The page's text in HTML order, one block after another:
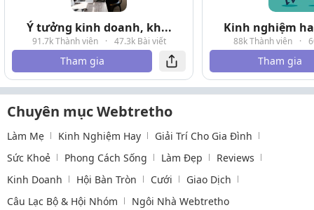
Ý tưởng kinh doanh, kh...
91.7k Thành viên · 47.3k Bài viết
Tham gia
Kinh nghiệm
88k Thành viên ·
Tham gia
Chuyên mục Webtretho
Làm Mẹ Kinh Nghiệm Hay
Giải Trí Cho Gia Đình
Sức Khoẻ
Phong Cách Sống Làm Đẹp
Reviews
Kinh Doanh
Hội Bàn Tròn Cưới
Giao Dịch
Câu Lạc Bộ & Hội Nhóm
Ngôi Nhà Webtretho